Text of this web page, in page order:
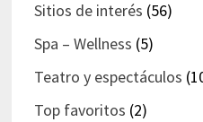
Sitios de interés (56)
Spa – Wellness (5)
Teatro y espectáculos
Top favoritos (2)